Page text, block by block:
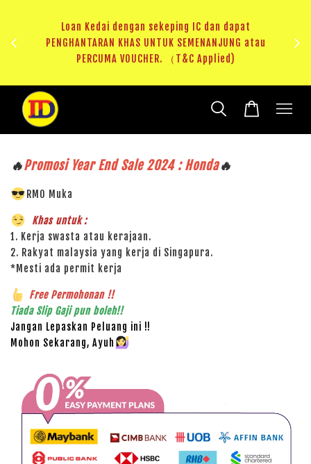
Loan Kedai dengan sekeping IC dan dapat
PENGHANTARAN KHAS UNTUK SEMENANJUNG atau
PERCUMA VOUCHER. （T&C Applied)
🔥Promosi Year End Sale 2024 : Honda🔥
RM0 Muka
Khas untuk :
1. Kerja swasta atau kerajaan.
2. Rakyat malaysia yang kerja di Singapura.
*Mesti ada permit kerja
Free Permohonan !!
Tiada Slip Gaji pun boleh!!
Jangan Lepaskan Peluang ini !!
Mohon Sekarang, Ayuh